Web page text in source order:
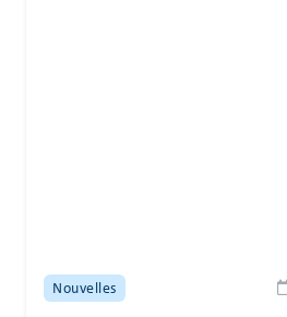
Nouvelles